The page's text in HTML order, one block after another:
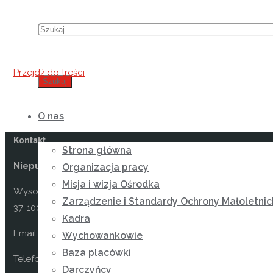
Szukaj
Przejdź do treści
O nas
Strona główna
Organizacja pracy
Misja i wizja Ośrodka
Zarządzenie i Standardy Ochrony
Kadra
Wychowankowie
Baza placówki
Darczyńcy
Kontakt
Niepubliczny Ośrodek Rewalidacyjno-Wychowawczy
Wysoka 49
37-100 Łańcut
Email: kontakt@osrodekwysoka.pl
Telefon: (17) 22 58 055